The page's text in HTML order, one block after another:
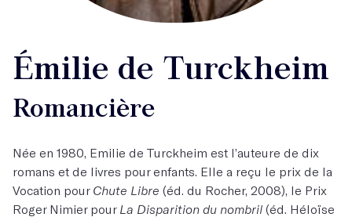
Émilie de Turckheim
Romancière
Née en 1980, Emilie de Turckheim est l’auteure de dix
romans et de livres pour enfants. Elle a reçu le prix de la
Vocation pour Chute Libre (éd. du Rocher, 2008), le Prix
Roger Nimier pour La Disparition du nombril (éd. Héloïse